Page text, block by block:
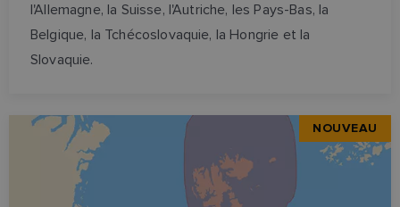
l'Allemagne, la Suisse, l'Autriche, les Pays-Bas, la
Belgique, la Tchécoslovaquie, la Hongrie et la
Slovaquie.
NOUVEAU